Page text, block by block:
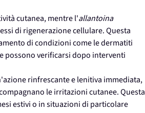
cutanea, mentre l'allantoina
di rigenerazione cellulare. Questa
di condizioni come le dermatiti
possono verificarsi dopo interventi
rinfrescante e lenitiva immediata,
le irritazioni cutanee. Questa
estivi o in situazioni di particolare